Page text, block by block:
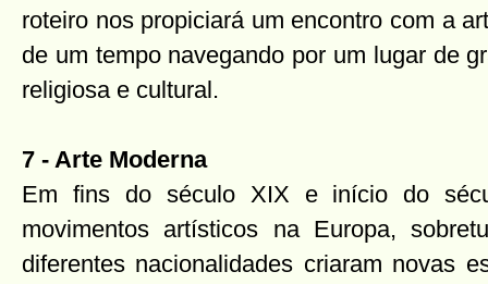
roteiro nos propiciará um encontro com a
de um tempo navegando por um lugar de
religiosa e cultural.
7 - Arte Moderna
Em fins do século XIX e início do
movimentos artísticos na Europa,
diferentes nacionalidades criaram novas